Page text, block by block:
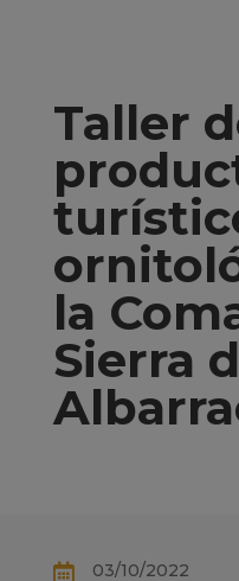
Taller
la
Sierra
 03/10/2022